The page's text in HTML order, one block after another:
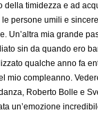
della timidezza e ad
persone umili e
Un’altra mia grande
sin da quando ero
qualche anno fa
mio compleanno.
Roberto Bolle e
un’emozione